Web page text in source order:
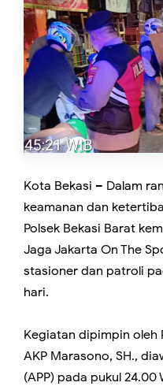
Kota Bekasi – Dalam
keamanan dan
Polsek Bekasi Barat
Jaga Jakarta On The
stasioner dan patroli
hari.
Kegiatan dipimpin oleh
AKP Marasono, SH.,
(APP) pada pukul